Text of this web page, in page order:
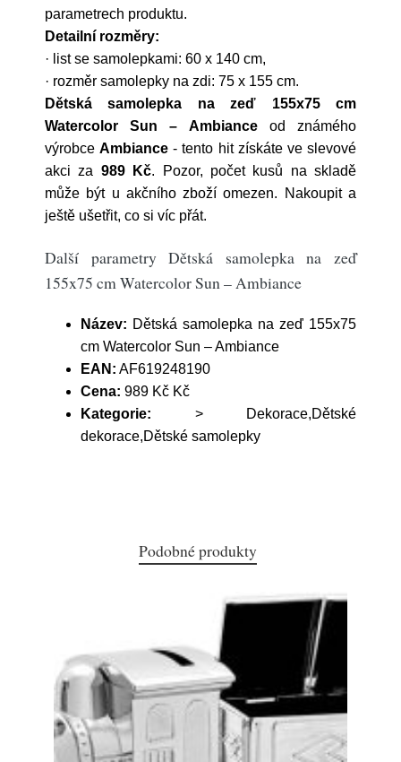
parametrech produktu.
Detailní rozměry:
· list se samolepkami: 60 x 140 cm,
· rozměr samolepky na zdi: 75 x 155 cm.
Dětská samolepka na zeď 155x75 cm
Watercolor Sun – Ambianceod známého
výrobceAmbiance - tento hit získáte ve slevové
akci za 989 Kč. Pozor, počet kusů na skladě
může být u akčního zboží omezen. Nakoupit a
ještě ušetřit, co si víc přát.
Další parametry Dětská samolepka na zeď
155x75 cm Watercolor Sun – Ambiance
Název: Dětská samolepka na zeď 155x75
cm Watercolor Sun – Ambiance
EAN: AF619248190
Cena: 989 Kč Kč
Kategorie: > Dekorace,Dětské
dekorace,Dětské samolepky
Podobné produkty